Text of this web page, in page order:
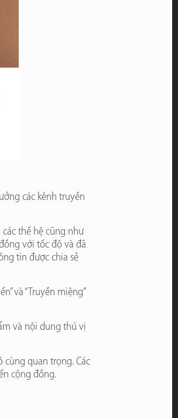
các kênh truyền
thế hệ cũng như
với tốc độ và đã
tin được chia sẻ
và “Truyền miệng”
và nội dung thú vị
quan trọng. Các
cộng đồng.